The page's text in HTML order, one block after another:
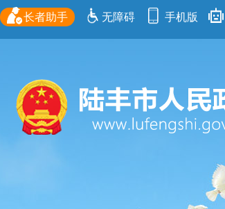
长者助手 无障碍 手机版